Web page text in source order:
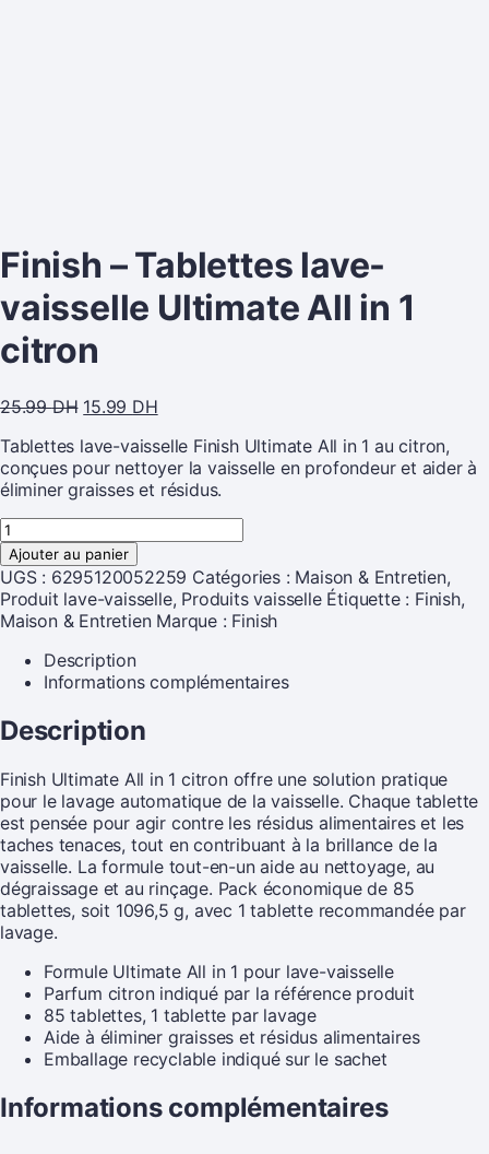
Finish – Tablettes lave-
vaisselle Ultimate All in 1
citron
25.99DH 15.99 DH
Tablettes lave-vaisselle Finish Ultimate All in 1 au citron,
conçues pour nettoyer la vaisselle en profondeur et aider à
éliminer graisses et résidus.
Ajouter au panier
UGS : 6295120052259 Catégories : Maison & Entretien,
Produit lave-vaisselle, Produits vaisselle Étiquette : Finish,
Maison & Entretien Marque : Finish
Description
Informations complémentaires
Description
Finish Ultimate All in 1 citron offre une solution pratique
pour le lavage automatique de la vaisselle. Chaque tablette
est pensée pour agir contre les résidus alimentaires et les
taches tenaces, tout en contribuant à la brillance de la
vaisselle. La formule tout-en-un aide au nettoyage, au
dégraissage et au rinçage. Pack économique de 85
tablettes, soit 1096,5 g, avec 1 tablette recommandée par
lavage.
Formule Ultimate All in 1 pour lave-vaisselle
Parfum citron indiqué par la référence produit
85 tablettes, 1 tablette par lavage
Aide à éliminer graisses et résidus alimentaires
Emballage recyclable indiqué sur le sachet
Informations complémentaires